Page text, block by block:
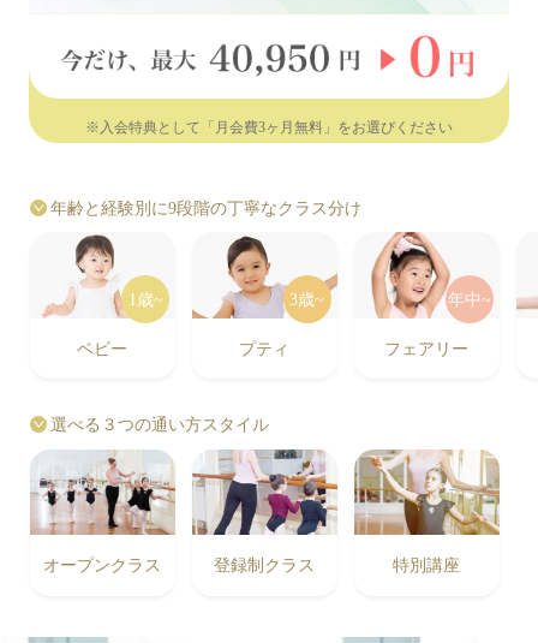
※入会特典として「月会費3ヶ月無料」をお選びください
年齢と経験別に9段階の丁寧なクラス分け
1歳~
ベビー
3歳~
プティ
年中~
フェアリー
選べる３つの通い方スタイル
オープンクラス 登録制クラス 特別講座